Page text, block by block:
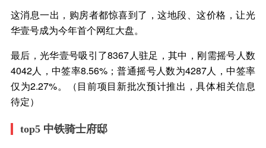
这消息一出，购房者都惊喜到了，这地段、这价格，让光
华壹号成为今年首个网红大盘。
最后，光华壹号吸引了8367人驻足，其中，刚需摇号人数
4042人，中签率8.56%；普通摇号人数为4287人，中签率
仅为2.27%。（目前项目新批次预计推出，具体相关信息
待定）
top5 中铁骑士府邸